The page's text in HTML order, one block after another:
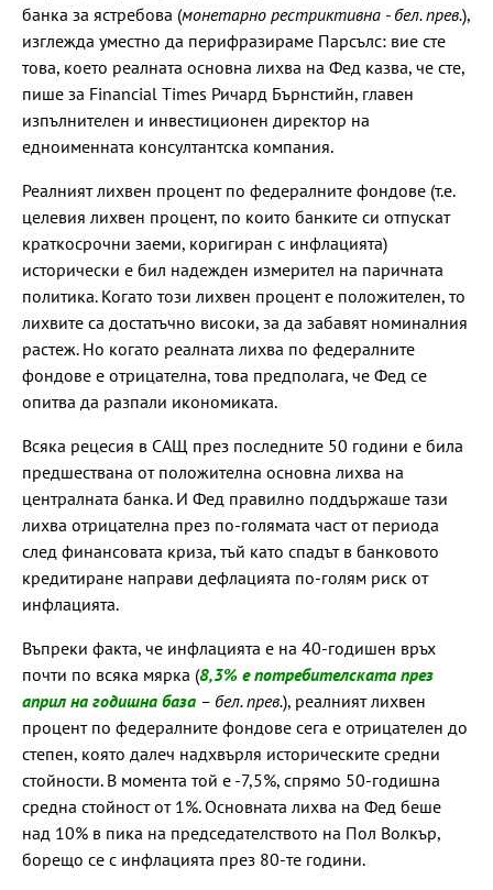
банка за ястребова (монетарно рестриктивна - бел. прев.),
изглежда уместно да перифразираме Парсълс: вие сте
това, което реалната основна лихва на Фед казва, че сте,
пише за Financial Times Ричард Бърнстийн, главен
изпълнителен и инвестиционен директор на
едноименната консултантска компания.
Реалният лихвен процент по федералните фондове (т.е.
целевия лихвен процент, по които банките си отпускат
краткосрочни заеми, коригиран с инфлацията)
исторически е бил надежден измерител на паричната
политика. Когато този лихвен процент е положителен, то
лихвите са достатъчно високи, за да забавят номиналния
растеж. Но когато реалната лихва по федералните
фондове е отрицателна, това предполага, че Фед се
опитва да разпали икономиката.
Всяка рецесия в САЩ през последните 50 години е била
предшествана от положителна основна лихва на
централната банка. И Фед правилно поддържаше тази
лихва отрицателна през по-голямата част от периода
след финансовата криза, тъй като спадът в банковото
кредитиране направи дефлацията по-голям риск от
инфлацията.
Въпреки факта, че инфлацията е на 40-годишен връх
почти по всяка мярка (8,3% е потребителската през
април на годишна база – бел. прев.), реалният лихвен
процент по федералните фондове сега е отрицателен до
степен, която далеч надхвърля историческите средни
стойности. В момента той е -7,5%, спрямо 50-годишна
средна стойност от 1%. Основната лихва на Фед беше
над 10% в пика на председателството на Пол Волкър,
борещо се с инфлацията през 80-те години.